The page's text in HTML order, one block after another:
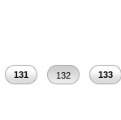
131 132 133